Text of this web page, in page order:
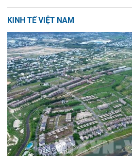
KINH TẾ VIỆT NAM